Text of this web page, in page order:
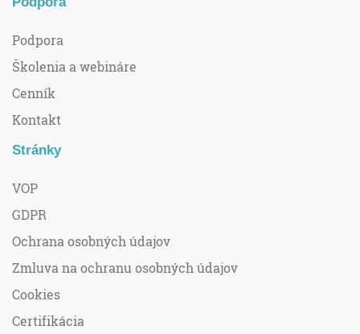
Podpora
Školenia a webináre
Cenník
Kontakt
Stránky
VOP
GDPR
Ochrana osobných údajov
Zmluva na ochranu osobných údajov
Cookies
Certifikácia